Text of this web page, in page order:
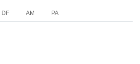
DF AM PA